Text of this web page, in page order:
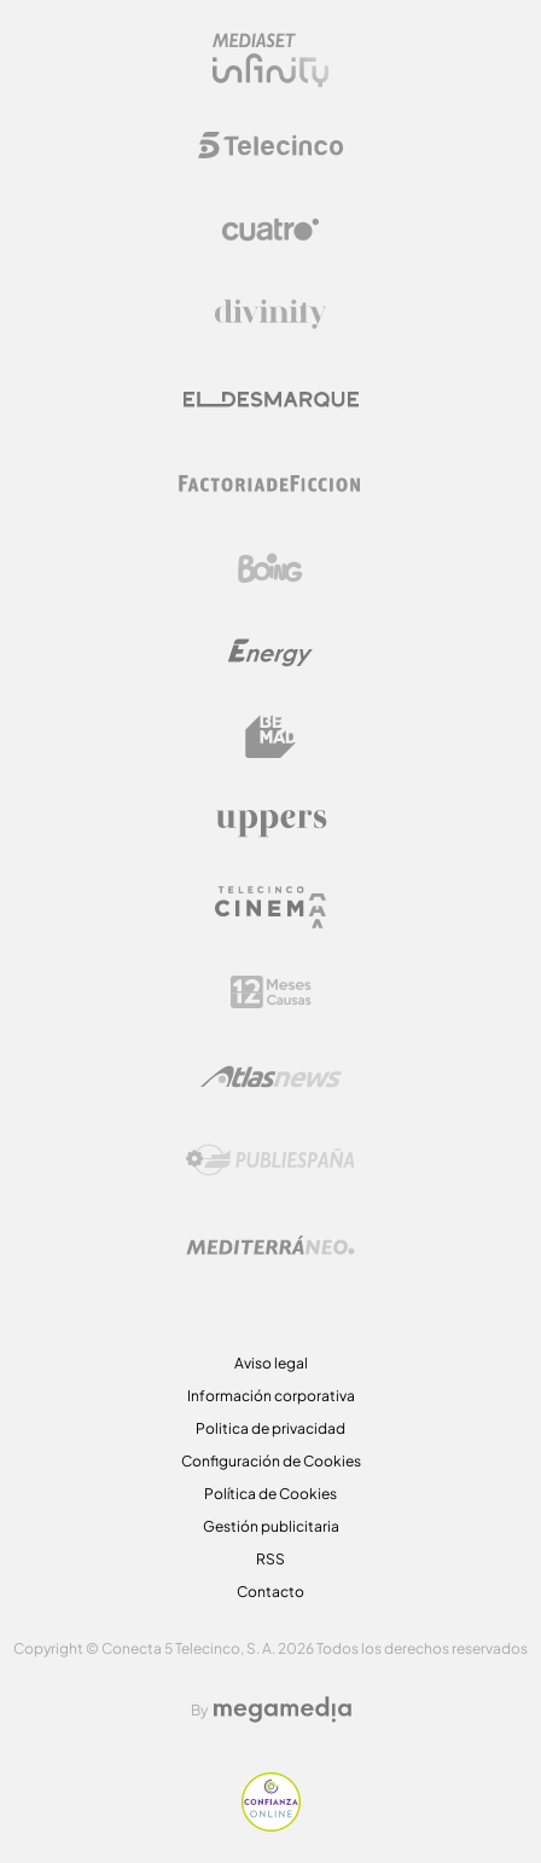
Aviso legal
Información corporativa
Politica de privacidad
Configuración de Cookies
Política de Cookies
Gestión publicitaria
RSS
Contacto
Copyright © Conecta 5 Telecinco, S. A. 2026 Todos los derechos reservados
By